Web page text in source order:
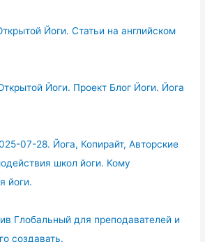
Йоги. Статьи на английском
Йоги. Проект Блог Йоги. Йога
07-28. Йога, Копирайт, Авторские
школ йоги. Кому
йоги.
Глобальный для преподавателей и
создавать.